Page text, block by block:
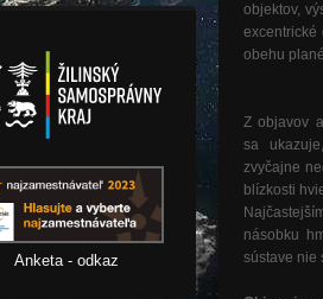
Anketa - odkaz
objektov,
obehu
Z objavov
sa
zvyčajne
blízkosti
násobku
sústave nie